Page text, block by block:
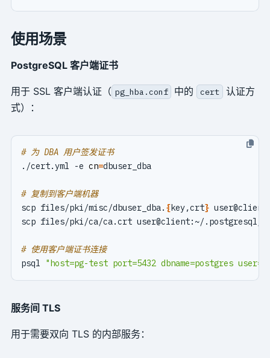
使用场景
PostgreSQL 客户端证书
用于 SSL 客户端认证（ pg_hba.conf 中的 cert
认证方
式）：
# 为 DBA 用户签发证书
./cert.yml -e cn= dbuser_dba
# 复制到客户端机器
scp files/pki/misc/dbuser_dba. {key,crt}
# 使用客户端证书连接
psql
"host=pg-test port=5432 dbname=postgres
服务间 TLS
用于需要双向 TLS 的内部服务：